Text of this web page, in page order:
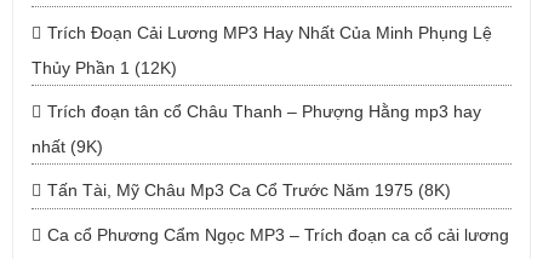
Trích Đoạn Cải Lương MP3 Hay Nhất Của Minh Phụng Lệ
Thủy Phần 1 (12K)
Trích đoạn tân cổ Châu Thanh – Phượng Hằng mp3 hay
nhất (9K)
Tấn Tài, Mỹ Châu Mp3 Ca Cổ Trước Năm 1975 (8K)
Ca cổ Phương Cẩm Ngọc MP3 – Trích đoạn ca cổ cải lương